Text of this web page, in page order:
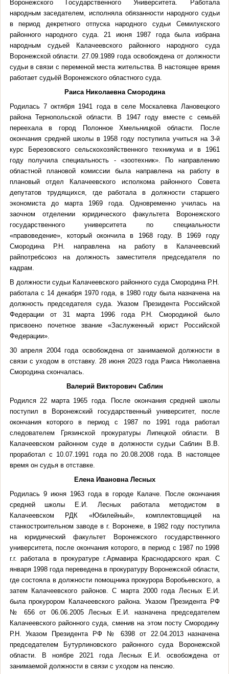
Воронежского Государственного Университета. Работала
народным заседателем, исполняла обязанности народного судьи
в период декретного отпуска народного судьи Семилукского
районного народного суда. 21 июня 1987 года была избрана
народным судьей Калачеевского районного народного суда
Воронежской области. 27.09.1989 года освобождена от должности
судьи в связи с переменой места жительства. В настоящее время
работает судьёй Воронежского областного суда.
Раиса Николаевна Смородина
Родилась 7 октября 1941 года в селе Москалевка Лановецкого
района Тернопольской области. В 1947 году вместе с семьёй
переехала в город Полонное Хмельницкой области. После
окончания средней школы в 1958 году поступила учиться на 3-й
курс Березовского сельскохозяйственного техникума и в 1961
году получила специальность - «зоотехник». По направлению
областной плановой комиссии была направлена на работу в
плановый отдел Калачеевского исполкома районного Совета
депутатов трудящихся, где работала в должности старшего
экономиста до марта 1969 года. Одновременно училась на
заочном отделении юридического факультета Воронежского
государственного университета по специальности
«правоведение», который окончила в 1968 году. В 1969 году
Смородина Р.Н. направлена на работу в Калачеевский
райпотребсоюз на должность заместителя председателя по
кадрам.
В должности судьи Калачеевского районного суда Смородина Р.Н.
работала с 14 декабря 1970 года, в 1980 году была назначена на
должность председателя суда. Указом Президента Российской
Федерации от 31 марта 1996 года Р.Н. Смородиной было
присвоено почетное звание «Заслуженный юрист Российской
Федерации».
30 апреля 2004 года освобождена от занимаемой должности в
связи с уходом в отставку. 28 июня 2023 года Раиса Николаевна
Смородина скончалась.
Валерий Викторович Саблин
Родился 22 марта 1965 года. После окончания средней школы
поступил в Воронежский государственный университет, после
окончания которого в период с 1987 по 1991 года работал
следователем Грязинской прокуратуры Липецкой области. В
Калачеевском районном суде в должности судьи Саблин В.В.
проработал с 10.07.1991 года по 20.08.2008 года. В настоящее
время он судья в отставке.
Елена Ивановна Лесных
Родилась 9 июня 1963 года в городе Калаче. После окончания
средней школы Е.И. Лесных работала методистом в
Калачеевском РДК «Юбилейный», комплектовщицей на
станкостроительном заводе в г. Воронеже, в 1982 году поступила
на юридический факультет Воронежского государственного
университета, после окончания которого, в период с 1987 по 1998
г.г. работала в прокуратуре г.Армавира Краснодарского края. С
января 1998 года переведена в прокуратуру Воронежской области,
где состояла в должности помощника прокурора Воробьевского, а
затем Калачеевского районов. С марта 2000 года Лесных Е.И.
была прокурором Калачеевского района. Указом Президента РФ
№ 656 от 06.06.2005 Лесных Е.И. назначена председателем
Калачеевского районного суда, сменив на этом посту Смородину
Р.Н. Указом Президента РФ № 6398 от 22.04.2013 назначена
председателем Бутурлиновского районного суда Воронежской
области. В ноябре 2021 года Лесных Е.И. освобождена от
занимаемой должности в связи с уходом на пенсию.